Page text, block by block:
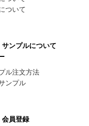
ついて
サンプルについて
ル注文方法
ンプル
会員登録